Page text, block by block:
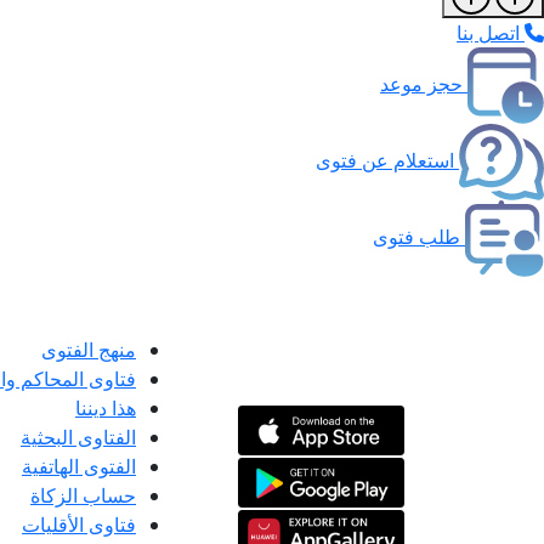
اتصل بنا
حجز موعد
استعلام عن فتوى
طلب فتوى
منهج الفتوى
فتاوى المحاكم
هذا ديننا
الفتاوى البحثية
الفتوى الهاتفية
حساب الزكاة
فتاوى الأقليات